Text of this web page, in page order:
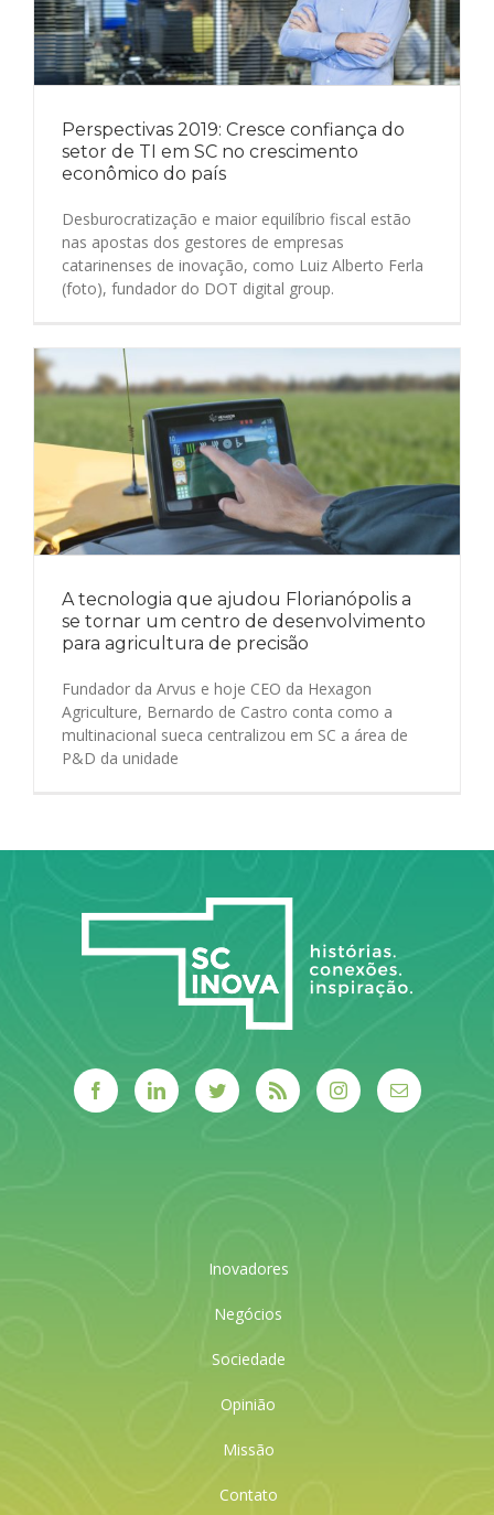
Perspectivas 2019: Cresce confiança do
setor de TI em SC no crescimento
econômico do país
Desburocratização e maior equilíbrio fiscal estão
nas apostas dos gestores de empresas
catarinenses de inovação, como Luiz Alberto Ferla
(foto), fundador do DOT digital group.
A tecnologia que ajudou Florianópolis a
se tornar um centro de desenvolvimento
para agricultura de precisão
Fundador da Arvus e hoje CEO da Hexagon
Agriculture, Bernardo de Castro conta como a
multinacional sueca centralizou em SC a área de
P&D da unidade
Inovadores
Negócios
Sociedade
Opinião
Missão
Contato